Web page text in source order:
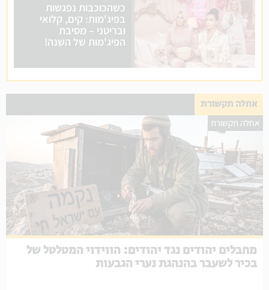
כשהכוכבות נפגשות
בפיג'מות: קים, קלואי
ובריטני – מסיבת
הפיג'מות של השנה!
אחלה תקשורת
אחלה תקשורת
מחבלים יהודים נגד יהודים: הווידוי המטלטל של
בכיר לשעבר בהנהגת נערי הגבעות